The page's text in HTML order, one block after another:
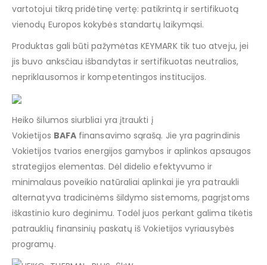
vartotojui tikrą pridėtinę vertę: patikrintą ir sertifikuotą
vienodų Europos kokybės standartų laikymąsi.
Produktas gali būti pažymėtas KEYMARK tik tuo atveju, jei
jis buvo anksčiau išbandytas ir sertifikuotas neutralios,
nepriklausomos ir kompetentingos institucijos.
Heiko šilumos siurbliai yra įtraukti į
Vokietijos BAFA finansavimo sąrašą. Jie yra pagrindinis
Vokietijos tvarios energijos gamybos ir aplinkos apsaugos
strategijos elementas. Dėl didelio efektyvumo ir
minimalaus poveikio natūraliai aplinkai jie yra patraukli
alternatyva tradicinėms šildymo sistemoms, pagrįstoms
iškastinio kuro deginimu. Todėl juos perkant galima tikėtis
patrauklių finansinių paskatų iš Vokietijos vyriausybės
programų.